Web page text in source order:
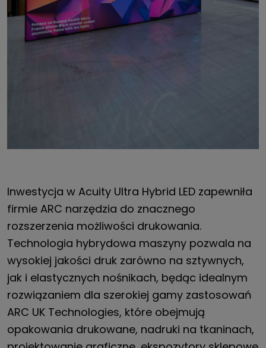
Inwestycja w Acuity Ultra Hybrid LED zapewniła
firmie ARC narzędzia do znacznego
rozszerzenia możliwości drukowania.
Technologia hybrydowa maszyny pozwala na
wysokiej jakości druk zarówno na sztywnych,
jak i elastycznych nośnikach, będąc idealnym
rozwiązaniem dla szerokiej gamy zastosowań
ARC UK Technologies, które obejmują
opakowania drukowane, nadruki na tkaninach,